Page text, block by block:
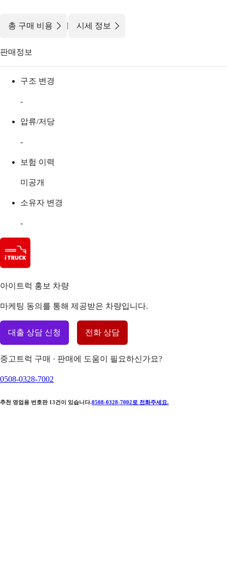
총 구매 비용 | 시세 정보
판매정보
구조 변경
-
압류/저당
-
보험 이력
미공개
소유자 변경
-
아이트럭 홍보 차량
마케팅 동의를 통해 제공받은 차량입니다.
대출 상담 신청 전화 상담
중고트럭 구매 · 판매에 도움이 필요하신가요?
0508-0328-7002
추천 영업용 번호판 13건이 있습니다.0508-0328-7002 로 전화주세요.